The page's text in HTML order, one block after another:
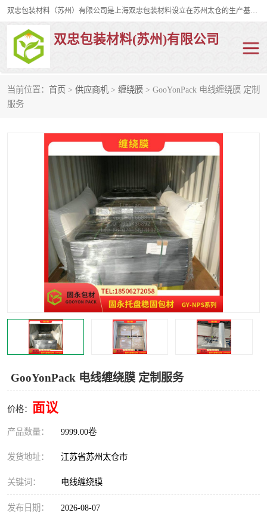
双忠包装材料（苏州）有限公司是上海双忠包装材料设立在苏州太仓的生产基地，占地约2万平米，产品主要有打孔缠绕膜，拉伸蜂窝纸，集装箱充气袋，滑托板，打包带，裹包网兜，防滑纸等箱体和托盘的运输和保护性包材。固永包材®，GooYon Pack®，是我们保护性包装材料的专属品牌。
双忠包装材料(苏州)有限公司
当前位置： 首页 > 供应商机 > 缠绕膜 > GooYonPack 电线缠绕膜 定制
服务
GooYonPack 电线缠绕膜 定制服务
价格： 面议
产品数量： 9999.00卷
发货地址： 江苏省苏州太仓市
关键词： 电线缠绕膜
发布日期： 2026-08-07
打孔缠绕膜
裹包网兜 纤维打包带
充气袋
缠绕膜
托盘裹包网兜
托盘捆绑带